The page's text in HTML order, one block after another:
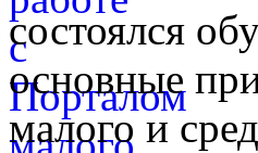
состоялся
основные
малого и